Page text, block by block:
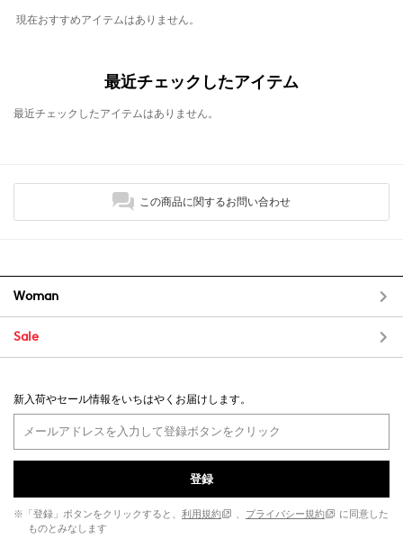
現在おすすめアイテムはありません。
最近チェックしたアイテム
最近チェックしたアイテムはありません。
この商品に関するお問い合わせ
Woman
Sale
新入荷やセール情報をいちはやくお届けします。
登録
※「登録」ボタンをクリックすると、 利用規約 、 プライバシー規約
に同意した
ものとみなします